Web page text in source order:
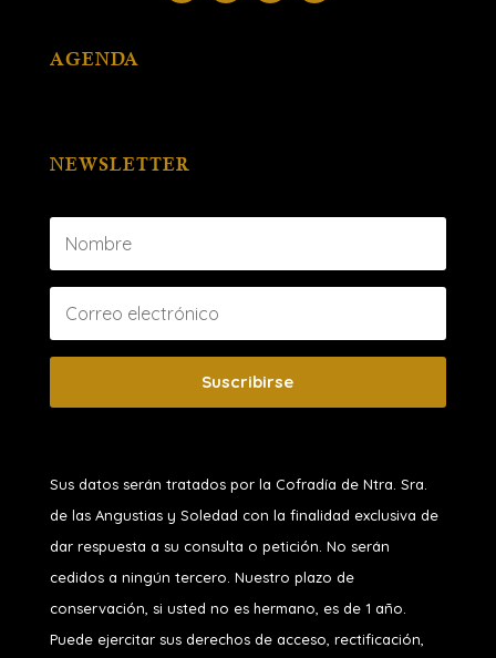
AGENDA
NEWSLETTER
Suscribirse
Sus datos serán tratados por la Cofradía de Ntra. Sra.
de las Angustias y Soledad con la finalidad exclusiva de
dar respuesta a su consulta o petición. No serán
cedidos a ningún tercero. Nuestro plazo de
conservación, si usted no es hermano, es de 1 año.
Puede ejercitar sus derechos de acceso, rectificación,